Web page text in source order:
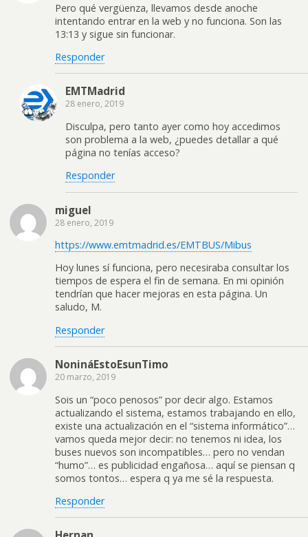
Pero qué vergüenza, llevamos desde anoche
intentando entrar en la web y no funciona. Son las
13:13 y sigue sin funcionar.
Responder
EMTMadrid
28 enero, 2019
Disculpa, pero tanto ayer como hoy accedimos
son problema a la web, ¿puedes detallar a qué
página no tenías acceso?
Responder
miguel
28 enero, 2019
https://www.emtmadrid.es/EMTBUS/Mibus
Hoy lunes sí funciona, pero necesiraba consultar los
tiempos de espera el fin de semana. En mi opinión
tendrían que hacer mejoras en esta página. Un
saludo, M.
Responder
NonináEstoEsunTimo
20 marzo, 2019
Sois un “poco penosos” por decir algo. Estamos
actualizando el sistema, estamos trabajando en ello,
existe una actualización en el “sistema informático”…
vamos queda mejor decir: no tenemos ni idea, los
buses nuevos son incompatibles… pero no vendan
“humo”… es publicidad engañosa… aquí se piensan q
somos tontos… espera q ya me sé la respuesta.
Responder